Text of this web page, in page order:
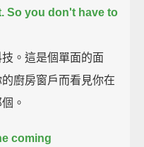
So you don't have to
。這是個單面的面
廚房窗戶而看見你在
。
coming